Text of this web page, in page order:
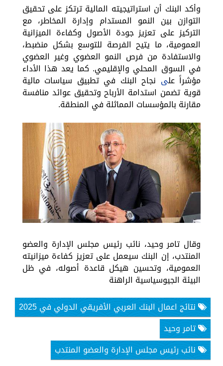
وأكد البنك أن استراتيجيته المالية ترتكز على تحقيق
التوازن بين النمو المستدام وإدارة المخاطر، مع
التركيز على تعزيز جودة الأصول وكفاءة الميزانية
العمومية، ما يتيح الفرصة للتوسع بشكل منضبط،
والاستفادة من فرص النمو العضوي وغير العضوي
في السوق المحلي والإقليمي. كما يعد هذا الأداء
مؤشراً على نجاح البنك في تطبيق سياسات مالية
قوية تضمن استدامة الأرباح وتحقيق عوائد منافسة
مقارنة بالمؤسسات المماثلة في المنطقة.
وقال تامر وحيد، نائب رئيس مجلس الإدارة والعضو
المنتدب، إن البنك سيعمل على تعزيز كفاءة ميزانيته
العمومية، وتحسين هيكل قاعدة أصوله، في ظل
البيئة الجيوسياسية الراهنة
نتائج اعمال البنك العربي الأفريقي الدولي في 2025
تامر وحيد
نائب رئيس مجلس الإدارة والعضو المنتدب